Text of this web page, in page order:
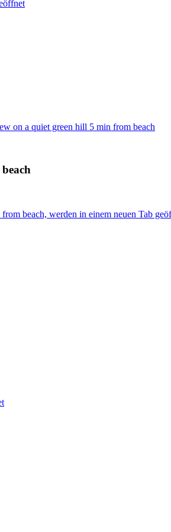
on a quiet green hill 5 min from beach
beach, werden in einem neuen Tab